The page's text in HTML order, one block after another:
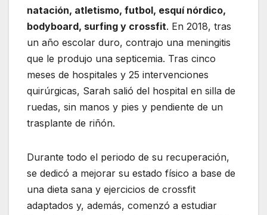
natación, atletismo, futbol, esquí nórdico,
bodyboard, surfing y crossfit. En 2018, tras
un año escolar duro, contrajo una meningitis
que le produjo una septicemia. Tras cinco
meses de hospitales y 25 intervenciones
quirúrgicas, Sarah salió del hospital en silla de
ruedas, sin manos y pies y pendiente de un
trasplante de riñón.
Durante todo el periodo de su recuperación,
se dedicó a mejorar su estado físico a base de
una dieta sana y ejercicios de crossfit
adaptados y, además, comenzó a estudiar